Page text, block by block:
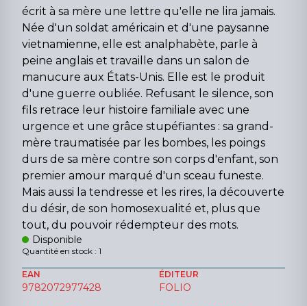
écrit à sa mère une lettre qu'elle ne lira jamais.
Née d'un soldat américain et d'une paysanne
vietnamienne, elle est analphabète, parle à
peine anglais et travaille dans un salon de
manucure aux États-Unis. Elle est le produit
d'une guerre oubliée. Refusant le silence, son
fils retrace leur histoire familiale avec une
urgence et une grâce stupéfiantes : sa grand-
mère traumatisée par les bombes, les poings
durs de sa mère contre son corps d'enfant, son
premier amour marqué d'un sceau funeste.
Mais aussi la tendresse et les rires, la découverte
du désir, de son homosexualité et, plus que
tout, du pouvoir rédempteur des mots.
Disponible
Quantité en stock : 1
EAN
9782072977428
ÉDITEUR
FOLIO